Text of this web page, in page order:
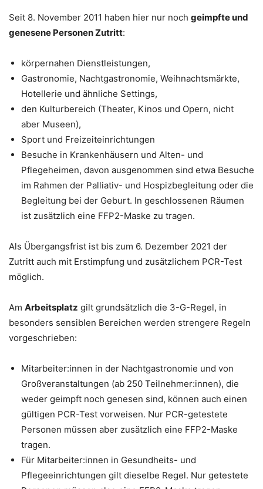
Seit 8. November 2011 haben hier nur noch geimpfte und
genesene Personen Zutritt:
körpernahen Dienstleistungen,
Gastronomie, Nachtgastronomie, Weihnachtsmärkte,
Hotellerie und ähnliche Settings,
den Kulturbereich (Theater, Kinos und Opern, nicht
aber Museen),
Sport und Freizeiteinrichtungen
Besuche in Krankenhäusern und Alten- und
Pflegeheimen, davon ausgenommen sind etwa Besuche
im Rahmen der Palliativ- und Hospizbegleitung oder die
Begleitung bei der Geburt. In geschlossenen Räumen
ist zusätzlich eine FFP2-Maske zu tragen.
Als Übergangsfrist ist bis zum 6. Dezember 2021 der
Zutritt auch mit Erstimpfung und zusätzlichem PCR-Test
möglich.
Am Arbeitsplatz gilt grundsätzlich die 3-G-Regel, in
besonders sensiblen Bereichen werden strengere Regeln
vorgeschrieben:
Mitarbeiter:innen in der Nachtgastronomie und von
Großveranstaltungen (ab 250 Teilnehmer:innen), die
weder geimpft noch genesen sind, können auch einen
gültigen PCR-Test vorweisen. Nur PCR-getestete
Personen müssen aber zusätzlich eine FFP2-Maske
tragen.
Für Mitarbeiter:innen in Gesundheits- und
Pflegeeinrichtungen gilt dieselbe Regel. Nur getestete